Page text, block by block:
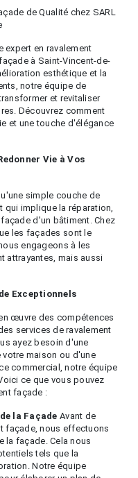
de Qualité chez SARL
expert en ravalement
à Saint-Vincent-de-
esthétique et la
notre équipe de
et revitaliser
Découvrez comment
et une touche d'élégance
Vie à Vos
simple couche de
qui implique la réparation,
d'un bâtiment. Chez
les façades sont le
engageons à les
attrayantes, mais aussi
Exceptionnels
œuvre des compétences
services de ravalement
ayez besoin d'une
maison ou d'une
commercial, notre équipe
ce que vous pouvez
façade :
la Façade Avant de
façade, nous effectuons
la façade. Cela nous
tels que la
Notre équipe